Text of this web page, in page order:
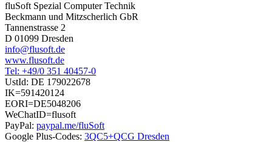
fluSoft Spezial Computer Technik
Beckmann und Mitzscherlich GbR
Tannenstrasse 2
D 01099 Dresden
info@flusoft.de
www.flusoft.de
Tel: +49/0 351 40457-0
UstId: DE 179022678
IK=591420124
EORI=DE5048206
WeChatID=flusoft
PayPal: paypal.me/fluSoft
Google Plus-Codes: 3QC5+QCG Dresden